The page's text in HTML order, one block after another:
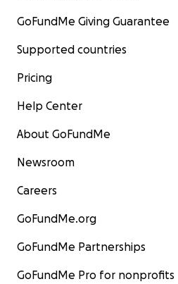
GoFundMe Giving Guarantee
Supported countries
Pricing
Help Center
About GoFundMe
Newsroom
Careers
GoFundMe.org
GoFundMe Partnerships
GoFundMe Pro for nonprofits